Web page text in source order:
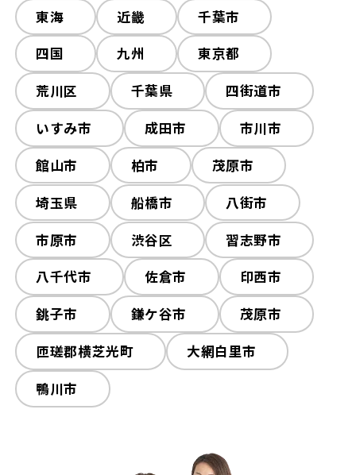
施工事例 相談会/イベント
現場ブログ お客様の声
補助金情報 空き家対策
来店予約
その他工事
外構工事
火災現場
東海
近畿
千葉市
四国
九州
東京都
荒川区
千葉県
四街道市
いすみ市
成田市
市川市
館山市
柏市
茂原市
埼玉県
船橋市
八街市
市原市
渋谷区
習志野市
八千代市
佐倉市
印西市
銚子市
鎌ケ谷市
茂原市
匝瑳郡横芝光町
大網白里市
鴨川市